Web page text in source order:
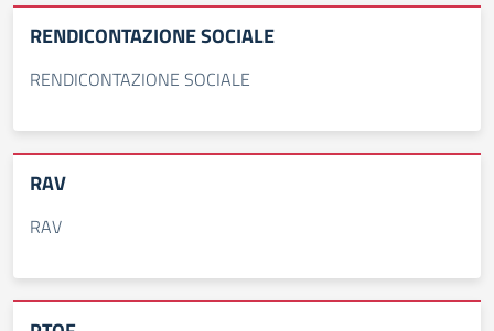
RENDICONTAZIONE SOCIALE
RENDICONTAZIONE SOCIALE
RAV
RAV